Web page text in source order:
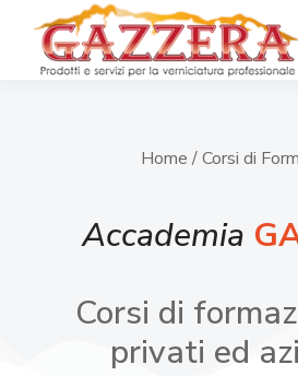
Home / Corsi di
Accademia
Corsi di
privati ed